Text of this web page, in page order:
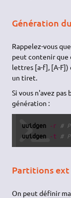
Génération
Rappelez-vous
peut contenir que
lettres [a-f], [A-F])
un tiret.
Si vous n'avez pas
génération :
uuidgen -r #
uuidgen -t #
Partitions ext
On peut définir